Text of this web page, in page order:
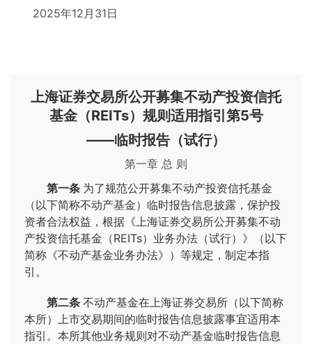
2025年12月31日
上海证券交易所公开募集不动产投资信托
基金（REITs）规则适用指引第5号
——临时报告（试行）
第一章 总 则
第一条 为了规范公开募集不动产投资信托基金
（以下简称不动产基金）临时报告信息披露，保护投
资者合法权益，根据《上海证券交易所公开募集不动
产投资信托基金（REITs）业务办法（试行）》（以下
简称《不动产基金业务办法》）等规定，制定本指
引。
第二条 不动产基金在上海证券交易所（以下简称
本所）上市交易期间的临时报告信息披露事宜适用本
指引。本所其他业务规则对不动产基金临时报告信息